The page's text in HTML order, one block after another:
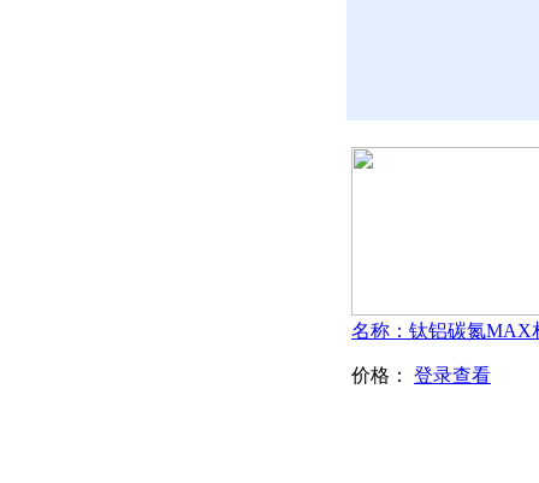
价格： 登录查看